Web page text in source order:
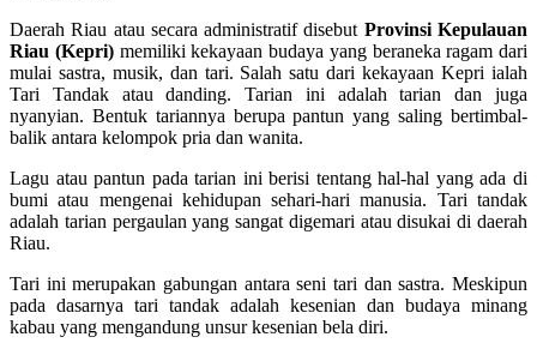
Daerah Riau atau secara administratif disebut Provinsi Kepulauan
Riau (Kepri)memiliki kekayaan budaya yang beraneka ragam dari
mulai sastra, musik, dan tari. Salah satu dari kekayaan Kepri ialah
Tari Tandak atau danding. Tarian ini adalah tarian dan juga
nyanyian. Bentuk tariannya berupa pantun yang saling bertimbal-
balik antara kelompok pria dan wanita.
Lagu atau pantun pada tarian ini berisi tentang hal-hal yang ada di
bumi atau mengenai kehidupan sehari-hari manusia. Tari tandak
adalah tarian pergaulan yang sangat digemari atau disukai di daerah
Riau.
Tari ini merupakan gabungan antara seni tari dan sastra. Meskipun
pada dasarnya tari tandak adalah kesenian dan budaya minang
kabau yang mengandung unsur kesenian bela diri.